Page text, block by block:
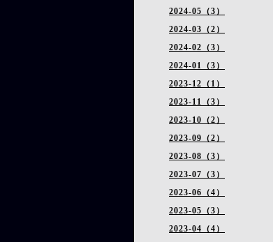
2024-05（3）
2024-03（2）
2024-02（3）
2024-01（3）
2023-12（1）
2023-11（3）
2023-10（2）
2023-09（2）
2023-08（3）
2023-07（3）
2023-06（4）
2023-05（3）
2023-04（4）